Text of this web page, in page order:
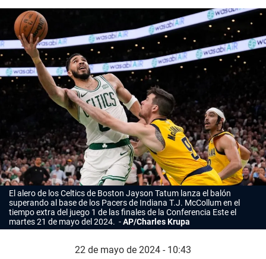
El alero de los Celtics de Boston Jayson Tatum lanza el balón
superando al base de los Pacers de Indiana T.J. McCollum en el
tiempo extra del juego 1 de las finales de la Conferencia Este el
martes 21 de mayo del 2024.
AP/Charles Krupa
22 de mayo de 2024 - 10:43